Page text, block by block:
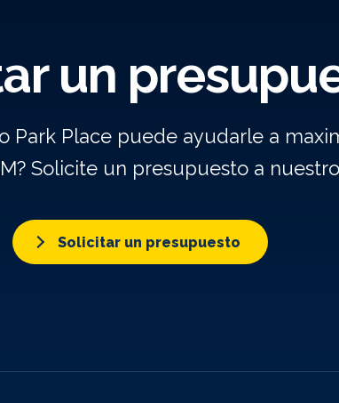
un
Park Place puede ayudarle a
Solicite un presupuesto a
Solicitar un presupuesto